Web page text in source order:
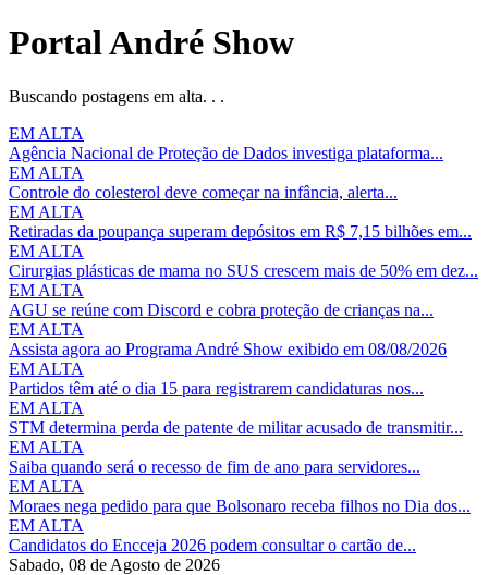
Portal André Show
Buscando postagens em alta. . .
EM ALTA
Agência Nacional de Proteção de Dados investiga plataforma...
EM ALTA
Controle do colesterol deve começar na infância, alerta...
EM ALTA
Retiradas da poupança superam depósitos em R$ 7,15 bilhões em...
EM ALTA
Cirurgias plásticas de mama no SUS crescem mais de 50% em dez...
EM ALTA
AGU se reúne com Discord e cobra proteção de crianças na...
EM ALTA
Assista agora ao Programa André Show exibido em 08/08/2026
EM ALTA
Partidos têm até o dia 15 para registrarem candidaturas nos...
EM ALTA
STM determina perda de patente de militar acusado de transmitir...
EM ALTA
Saiba quando será o recesso de fim de ano para servidores...
EM ALTA
Moraes nega pedido para que Bolsonaro receba filhos no Dia dos...
EM ALTA
Candidatos do Encceja 2026 podem consultar o cartão de...
Sabado, 08 de Agosto de 2026